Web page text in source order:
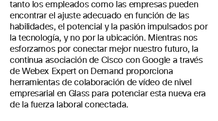
tanto los empleados como las empresas pueden
encontrar el ajuste adecuado en función de las
habilidades, el potencial y la pasión impulsados por
la tecnología, y no por la ubicación. Mientras nos
esforzamos por conectar mejor nuestro futuro, la
continua asociación de Cisco con Google a través
de Webex Expert on Demand proporciona
herramientas de colaboración de vídeo de nivel
empresarial en Glass para potenciar esta nueva era
de la fuerza laboral conectada.